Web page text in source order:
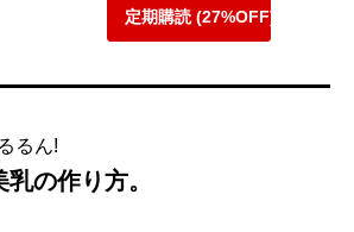
定期購読 (27%OFF)
るん!
の作り方。